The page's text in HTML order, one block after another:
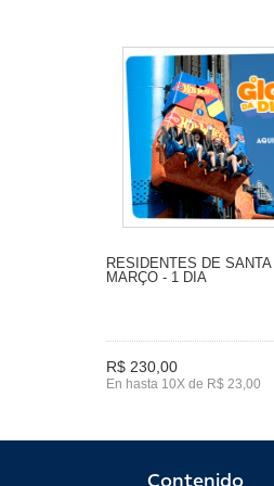
RESIDENTES DE SANTA
MARÇO - 1 DIA
R$ 230,00
En hasta 10X de R$ 23,00
Contenido